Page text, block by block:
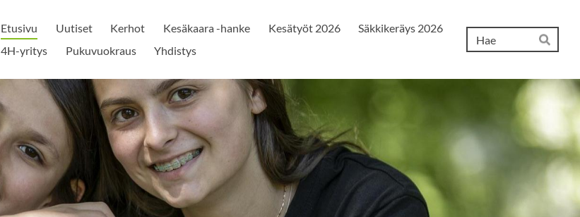
Etusivu Uutiset Kerhot Kesäkaara -hanke Kesätyöt 2026
Säkkikeräys 2026
4H-yritys
Pukuvuokraus Yhdistys Hae